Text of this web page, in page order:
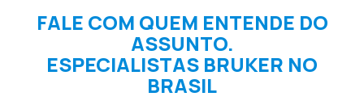
FALE COM QUEM ENTENDE DO
ASSUNTO.
ESPECIALISTAS BRUKER NO
BRASIL